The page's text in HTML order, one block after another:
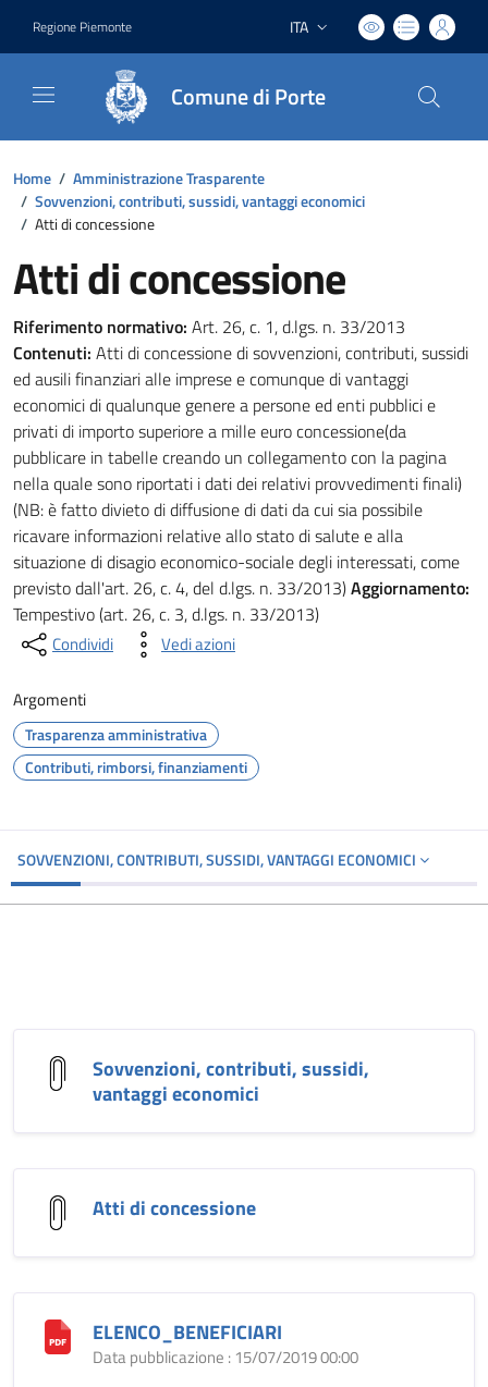
Regione Piemonte Lingua attiva:
ITA
Comune di Porte
Home / Amministrazione Trasparente
/ Sovvenzioni, contributi, sussidi, vantaggi economici
/ Atti di concessione
Atti di concessione
Riferimento normativo: Art. 26, c. 1, d.lgs. n. 33/2013
Contenuti: Atti di concessione di sovvenzioni, contributi, sussidi
ed ausili finanziari alle imprese e comunque di vantaggi
economici di qualunque genere a persone ed enti pubblici e
privati di importo superiore a mille euro concessione(da
pubblicare in tabelle creando un collegamento con la pagina
nella quale sono riportati i dati dei relativi provvedimenti finali)
(NB: è fatto divieto di diffusione di dati da cui sia possibile
ricavare informazioni relative allo stato di salute e alla
situazione di disagio economico-sociale degli interessati, come
previsto dall'art. 26, c. 4, del d.lgs. n. 33/2013)Aggiornamento:
Tempestivo (art. 26, c. 3, d.lgs. n. 33/2013)
Condividi Vedi azioni
Argomenti
Trasparenza amministrativa
Contributi, rimborsi, finanziamenti
SOVVENZIONI, CONTRIBUTI, SUSSIDI, VANTAGGI ECONOMICI
Sovvenzioni, contributi, sussidi,
vantaggi economici
Atti di concessione
ELENCO_BENEFICIARI
Data pubblicazione : 15/07/2019 00:00